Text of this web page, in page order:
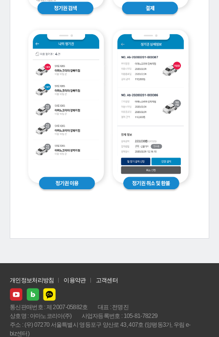
개인정보처리방침 이용약관 고객센터
통신판매번호 : 제 2007-05882호
대표 : 전명진
상호명 : 아마노코리아(주)
사업자등록번호 : 105-81-78229
주소 : (우) 07270 서울특별시 영등포구 양산로 43, 407호 (양평동3가, 우림 e-
biz센터)